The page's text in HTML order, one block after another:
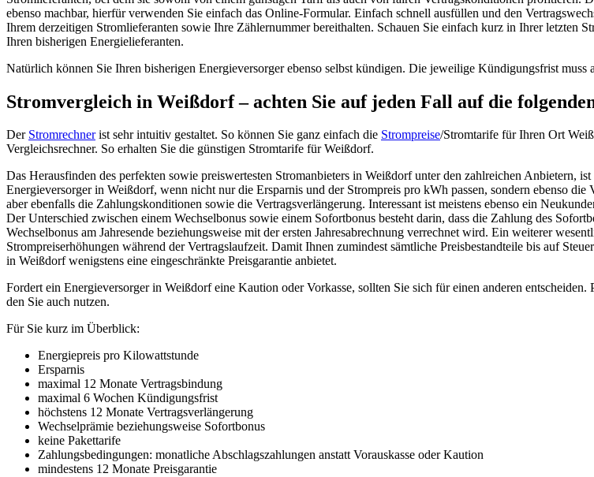
ebenso machbar, hierfür verwenden Sie einfach das Online-Formular. Einfach schnell ausfüllen und den
Ihrem derzeitigen Stromlieferanten sowie Ihre Zählernummer bereithalten. Schauen Sie einfach kurz in Ihrer letzten
Ihren bisherigen Energielieferanten.
Natürlich können Sie Ihren bisherigen Energieversorger ebenso selbst kündigen. Die jeweilige Kündigungsfrist muss
Stromvergleich in Weißdorf – achten Sie auf jeden Fall auf die
Der Stromrechnerist sehr intuitiv gestaltet. So können Sie ganz einfach die Strompreise/Stromtarife für Ihren Ort
Vergleichsrechner. So erhalten Sie die günstigen Stromtarife für Weißdorf.
Das Herausfinden des perfekten sowie preiswertesten Stromanbieters in Weißdorf unter den zahlreichen Anbietern,
Energieversorger in Weißdorf, wenn nicht nur die Ersparnis und der Strompreis pro kWh passen, sondern ebenso
aber ebenfalls die Zahlungskonditionen sowie die Vertragsverlängerung. Interessant ist meistens ebenso ein
Der Unterschied zwischen einem Wechselbonus sowie einem Sofortbonus besteht darin, dass die Zahlung des
Wechselbonus am Jahresende beziehungsweise mit der ersten Jahresabrechnung verrechnet wird. Ein weiterer
Strompreiserhöhungen während der Vertragslaufzeit. Damit Ihnen zumindest sämtliche Preisbestandteile bis auf
in Weißdorf wenigstens eine eingeschränkte Preisgarantie anbietet.
Fordert ein Energieversorger in Weißdorf eine Kaution oder Vorkasse, sollten Sie sich für einen anderen
den Sie auch nutzen.
Für Sie kurz im Überblick:
Energiepreis pro Kilowattstunde
Ersparnis
maximal 12 Monate Vertragsbindung
maximal 6 Wochen Kündigungsfrist
höchstens 12 Monate Vertragsverlängerung
Wechselprämie beziehungsweise Sofortbonus
keine Pakettarife
Zahlungsbedingungen: monatliche Abschlagszahlungen anstatt Vorauskasse oder Kaution
mindestens 12 Monate Preisgarantie